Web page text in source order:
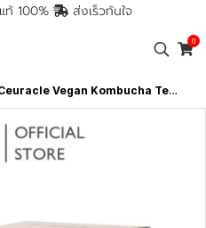
ท้ 100% ส่งเร็วทันใจ
0
Vegan Kombucha Tea Gel Cream (75g) ดร.ซูราเคิล ครีมเนื้อเจลวีแกน